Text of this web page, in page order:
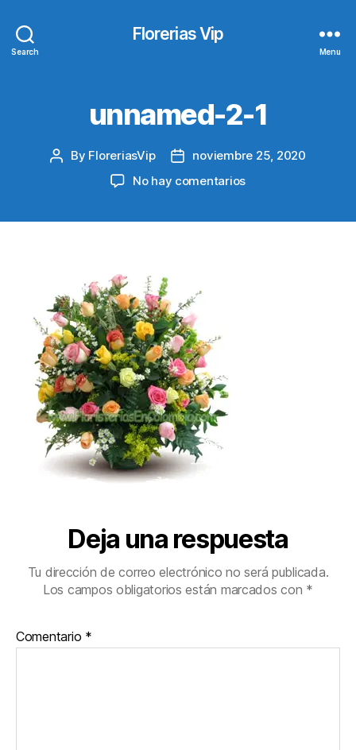
Search
Florerias Vip
Menu
unnamed-2-1
Post
By FloreriasVip
Postnoviembre 25, 2020
No hay comentariosen
Deja una respuesta
Tu dirección de correo electrónico no será publicada.
Los campos obligatorios están marcados con *
Comentario *